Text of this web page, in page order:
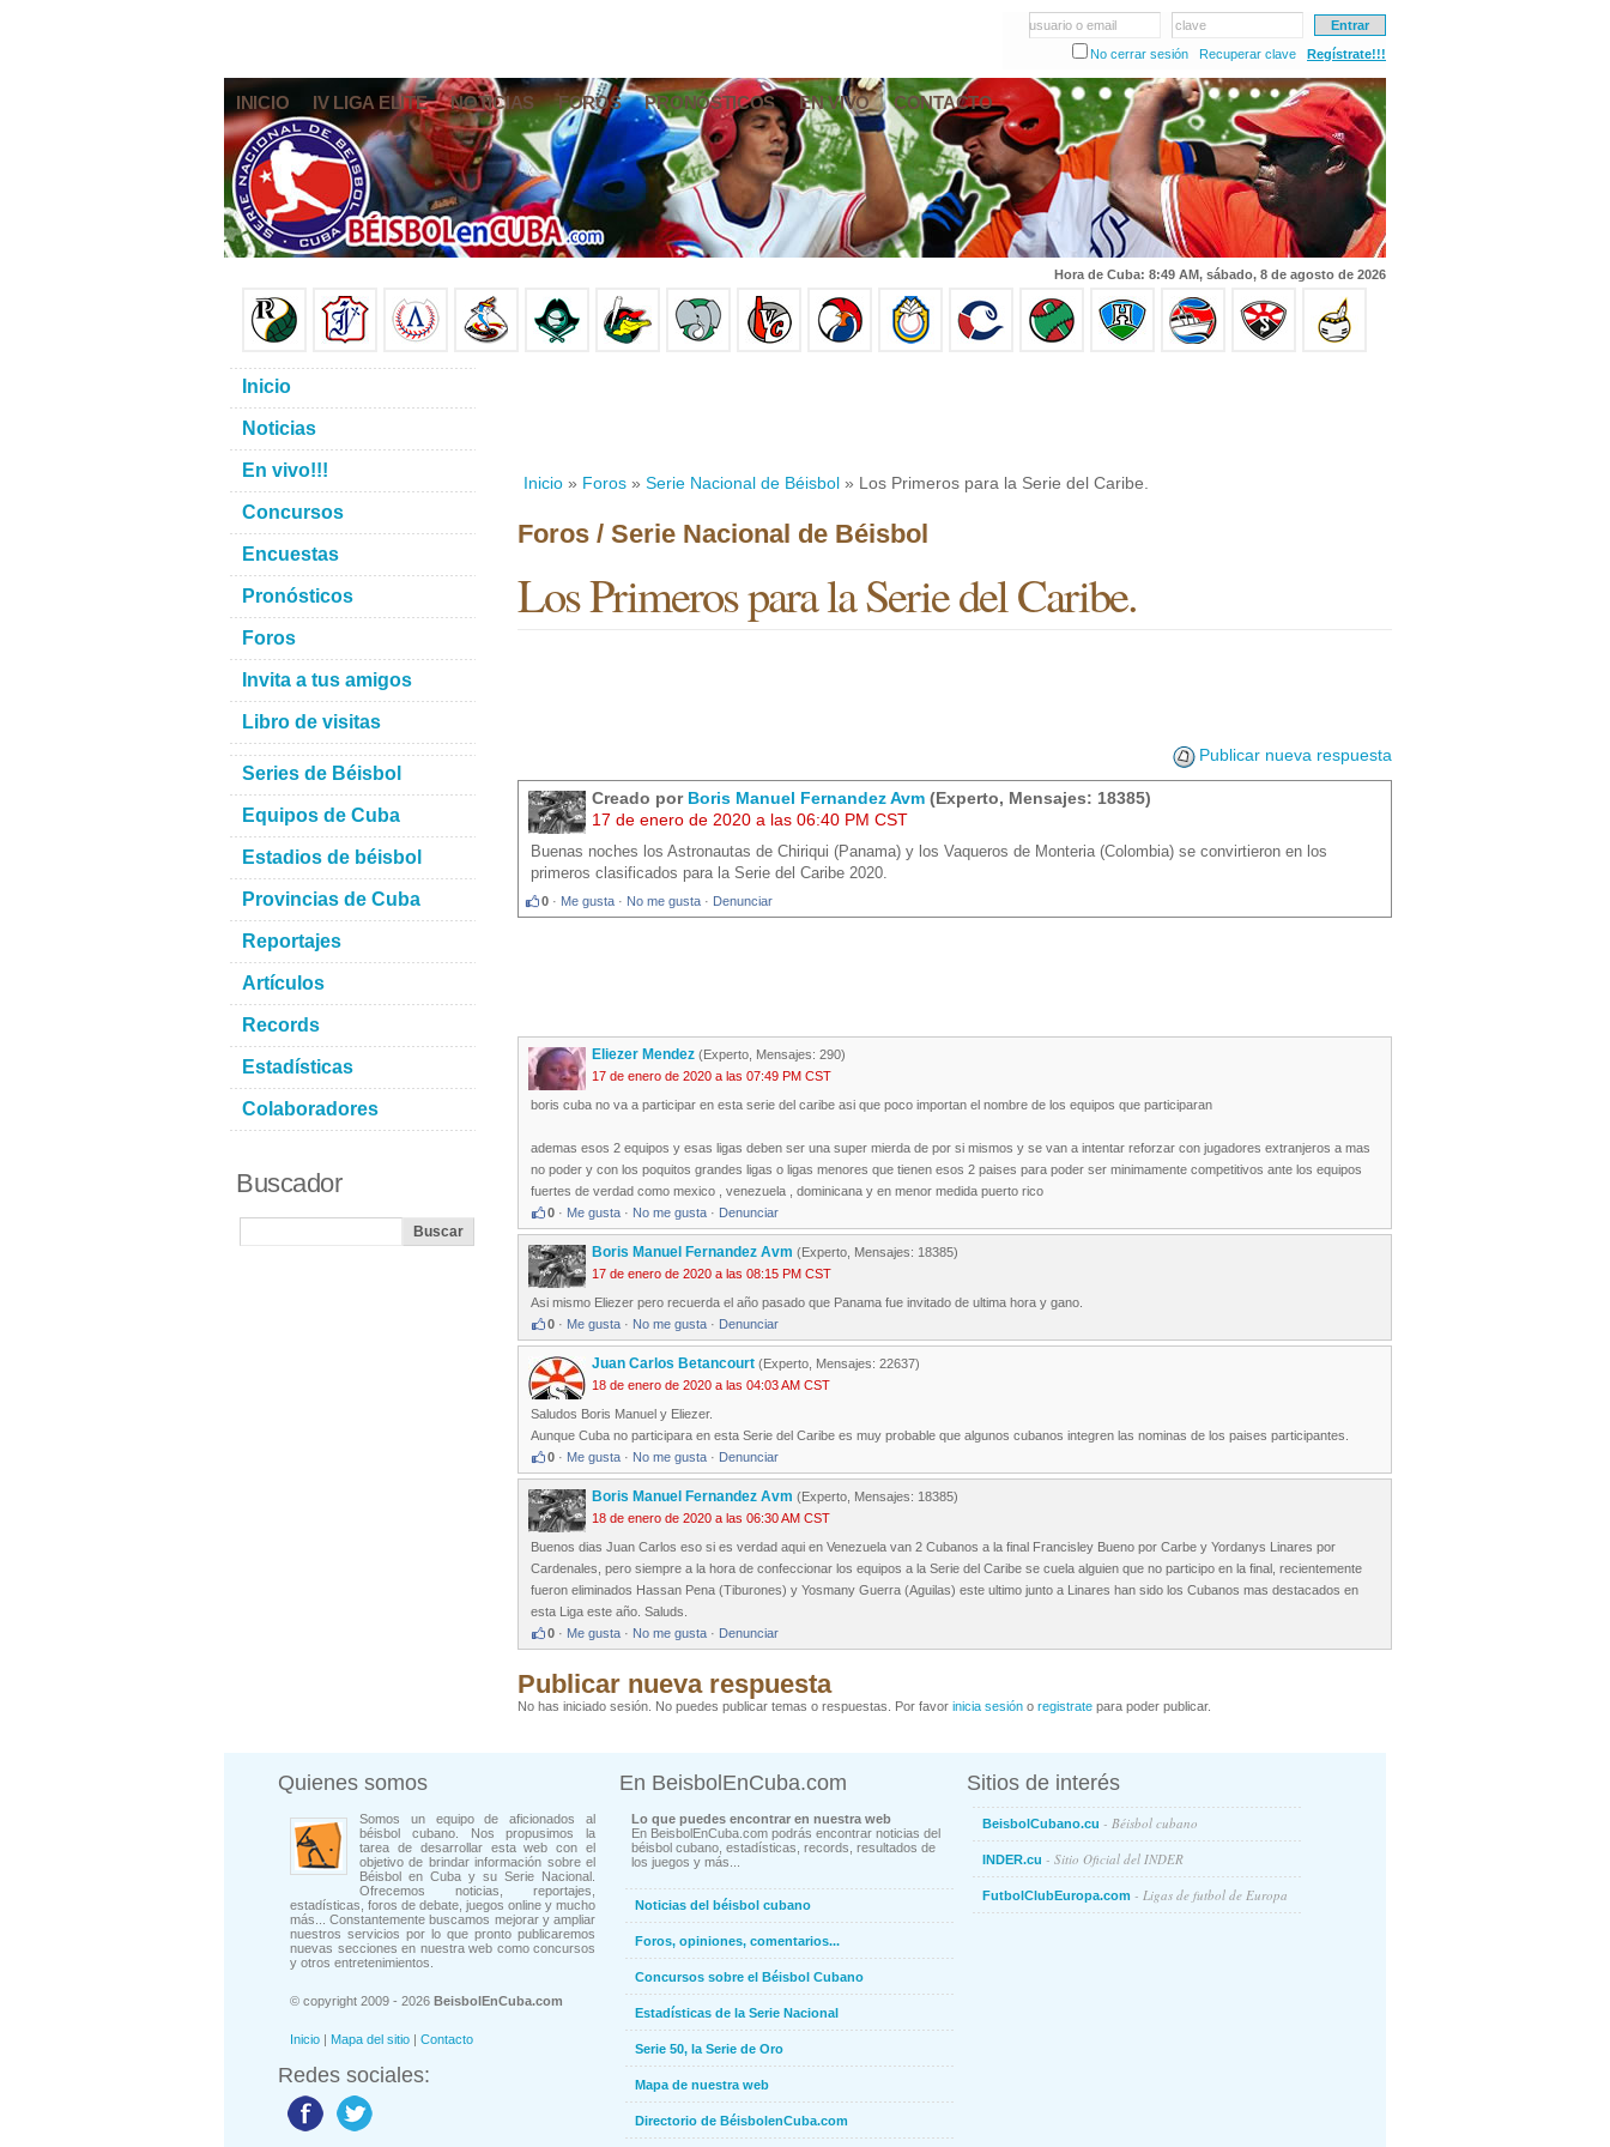
usuario o email
clave
No cerrar sesión
Recuperar clave Regístrate!!!
INICIO IV LIGA ELITE NOTICIAS FOROS PRONÓSTICOS EN VIVO CONTACTO
Hora de Cuba: 8:49 AM, sábado, 8 de agosto de 2026
Inicio » Foros » Serie Nacional de Béisbol » Los Primeros para la Serie del Caribe.
Foros / Serie Nacional de Béisbol
Los Primeros para la Serie del Caribe.
Publicar nueva respuesta
Creado por Boris Manuel Fernandez Avm (Experto, Mensajes: 18385)
17 de enero de 2020 a las 06:40 PM CST
Buenas noches los Astronautas de Chiriqui (Panama) y los Vaqueros de Monteria (Colombia) se convirtieron en los
primeros clasificados para la Serie del Caribe 2020.
0 · Me gusta · No me gusta · Denunciar
Eliezer Mendez (Experto, Mensajes: 290)
17 de enero de 2020 a las 07:49 PM CST
boris cuba no va a participar en esta serie del caribe asi que poco importan el nombre de los equipos que participaran
ademas esos 2 equipos y esas ligas deben ser una super mierda de por si mismos y se van a intentar reforzar con jugadores extranjeros a mas
no poder y con los poquitos grandes ligas o ligas menores que tienen esos 2 paises para poder ser minimamente competitivos ante los equipos
fuertes de verdad como mexico , venezuela , dominicana y en menor medida puerto rico
0 · Me gusta · No me gusta · Denunciar
Boris Manuel Fernandez Avm (Experto, Mensajes: 18385)
17 de enero de 2020 a las 08:15 PM CST
Asi mismo Eliezer pero recuerda el año pasado que Panama fue invitado de ultima hora y gano.
0 · Me gusta · No me gusta · Denunciar
Juan Carlos Betancourt (Experto, Mensajes: 22637)
18 de enero de 2020 a las 04:03 AM CST
Saludos Boris Manuel y Eliezer.
Aunque Cuba no participara en esta Serie del Caribe es muy probable que algunos cubanos integren las nominas de los paises participantes.
0 · Me gusta · No me gusta · Denunciar
Boris Manuel Fernandez Avm (Experto, Mensajes: 18385)
18 de enero de 2020 a las 06:30 AM CST
Buenos dias Juan Carlos eso si es verdad aqui en Venezuela van 2 Cubanos a la final Francisley Bueno por Carbe y Yordanys Linares por
Cardenales, pero siempre a la hora de confeccionar los equipos a la Serie del Caribe se cuela alguien que no participo en la final, recientemente
fueron eliminados Hassan Pena (Tiburones) y Yosmany Guerra (Aguilas) este ultimo junto a Linares han sido los Cubanos mas destacados en
esta Liga este año. Saluds.
0 · Me gusta · No me gusta · Denunciar
Publicar nueva respuesta
No has iniciado sesión. No puedes publicar temas o respuestas. Por favor inicia sesión o registrate para poder publicar.
Inicio
Noticias
En vivo!!!
Concursos
Encuestas
Pronósticos
Foros
Invita a tus amigos
Libro de visitas
Series de Béisbol
Equipos de Cuba
Estadios de béisbol
Provincias de Cuba
Reportajes
Artículos
Records
Estadísticas
Colaboradores
Buscador
Quienes somos
Somos un equipo de aficionados al
béisbol cubano. Nos propusimos la
tarea de desarrollar esta web con el
objetivo de brindar información sobre el
Béisbol en Cuba y su Serie Nacional.
Ofrecemos noticias, reportajes,
estadísticas, foros de debate, juegos online y mucho
más... Constantemente buscamos mejorar y ampliar
nuestros servicios por lo que pronto publicaremos
nuevas secciones en nuestra web como concursos
y otros entretenimientos.
© copyright 2009 - 2026 BeisbolEnCuba.com
Inicio | Mapa del sitio | Contacto
Redes sociales:
En BeisbolEnCuba.com
Lo que puedes encontrar en nuestra web
En BeisbolEnCuba.com podrás encontrar noticias del
béisbol cubano, estadísticas, records, resultados de
los juegos y más...
Noticias del béisbol cubano
Foros, opiniones, comentarios...
Concursos sobre el Béisbol Cubano
Estadísticas de la Serie Nacional
Serie 50, la Serie de Oro
Mapa de nuestra web
Directorio de BéisbolenCuba.com
Sitios de interés
BeisbolCubano.cu - Béisbol cubano
INDER.cu - Sitio Oficial del INDER
FutbolClubEuropa.com - Ligas de futbol de Europa